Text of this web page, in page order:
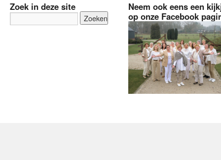
Zoek in deze site
Neem ook eens een
op onze Facebook